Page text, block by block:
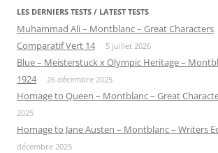
LES DERNIERS TESTS / LATEST TESTS
Muhammad Ali – Montblanc – Great Characters
Comparatif Vert 14 5 juillet 2026
Blue – Meisterstuck x Olympic Heritage –
1924
26 décembre 2025
Homage to Queen – Montblanc – Great
2025
Homage to Jane Austen – Montblanc – Writers
décembre 2025